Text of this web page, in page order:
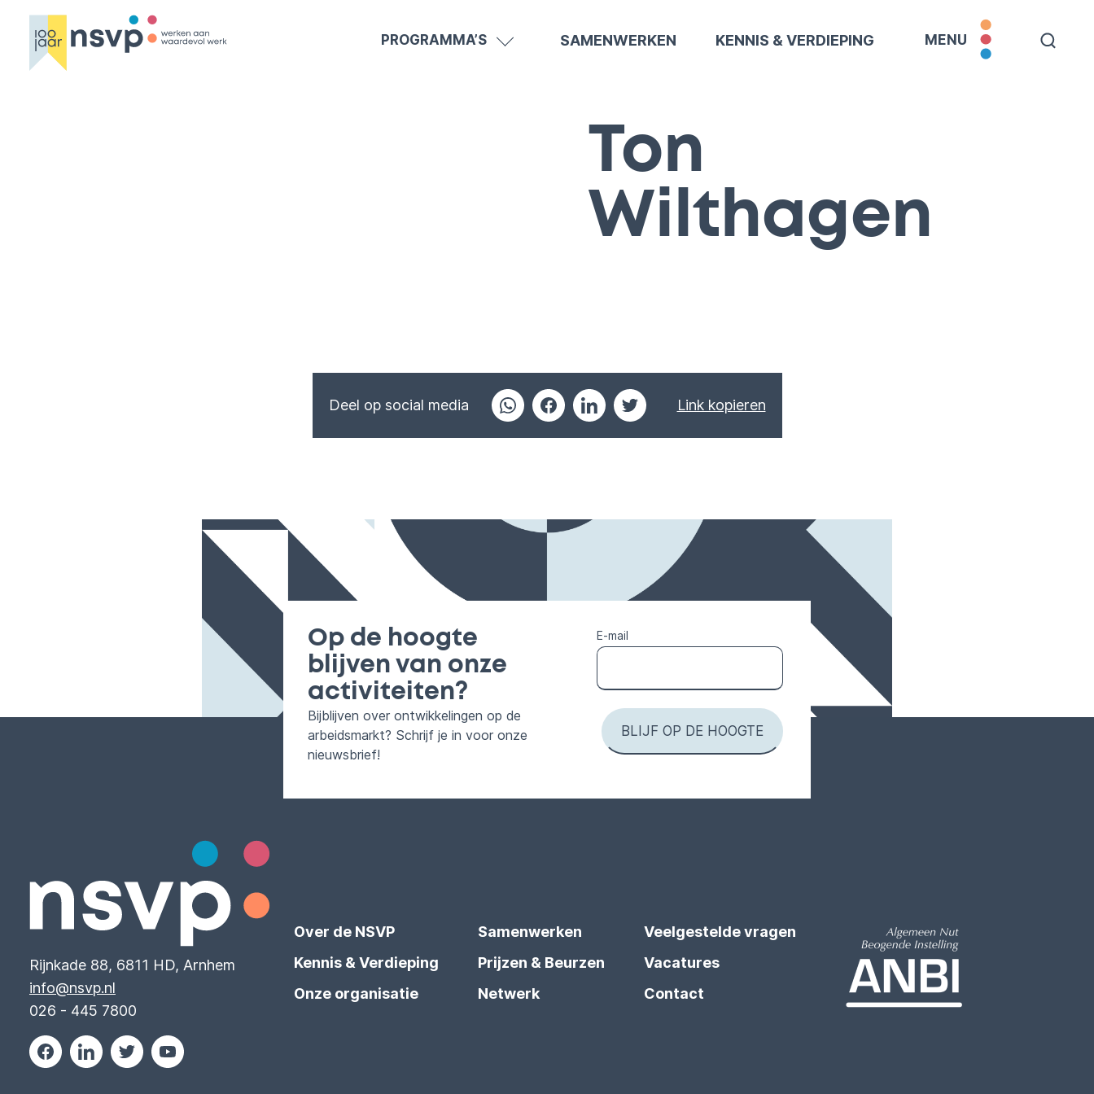
PROGRAMMA’S SAMENWERKEN KENNIS & VERDIEPING MENU
Ton
Wilthagen
Deel op social media Link kopieren
Op de hoogte
blijven van onze
activiteiten?
Bijblijven over ontwikkelingen op de
arbeidsmarkt? Schrijf je in voor onze
nieuwsbrief!
E-mail
Rijnkade 88, 6811 HD, Arnhem
info@nsvp.nl
026 - 445 7800
Over de NSVP
Kennis & Verdieping
Onze organisatie
Samenwerken
Prijzen & Beurzen
Netwerk
Veelgestelde vragen
Vacatures
Contact